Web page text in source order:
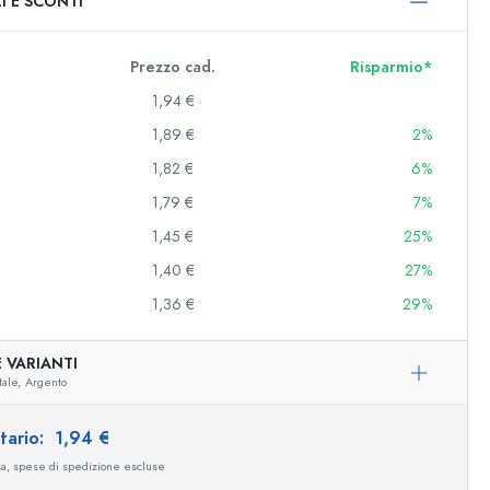
ml
ml
Prezzo cad.
Risparmio*
1,94 €
1,89 €
2%
1,82 €
6%
1,79 €
7%
1,45 €
25%
1,40 €
27%
1,36 € 29%
VARIANTI
Argento
1,94 €
spese di spedizione escluse